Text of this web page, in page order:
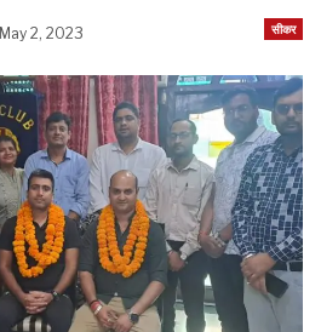
सीकर
May 2, 2023